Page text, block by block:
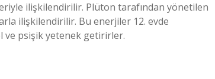
ilişkilendirilir. Plüton tarafından yönetilen
ilişkilendirilir. Bu enerjiler 12. evde
ve psişik yetenek getirirler.